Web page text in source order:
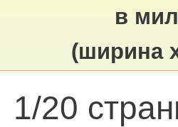
в
(ширина
1/20